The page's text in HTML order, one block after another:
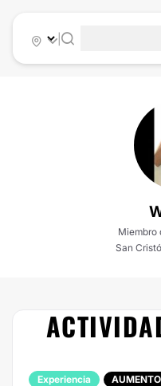
|
Miembro
San
Experiencia